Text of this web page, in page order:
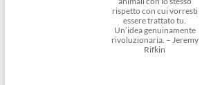
rispetto con cui vorresti
essere trattato tu.
Un’idea genuinamente
rivoluzionaria. – Jeremy
Rifkin